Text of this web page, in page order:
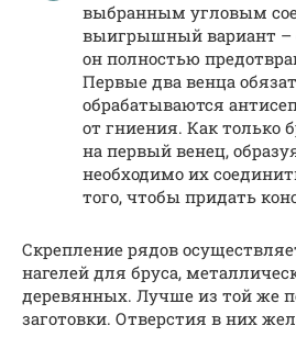
выбранным угловым
выигрышный вариант –
он полностью
Первые два венца
обрабатываются
от гниения. Как только
на первый венец,
необходимо их
того, чтобы придать
Скрепление рядов
нагелей для бруса,
деревянных. Лучше из той же
заготовки. Отверстия в них